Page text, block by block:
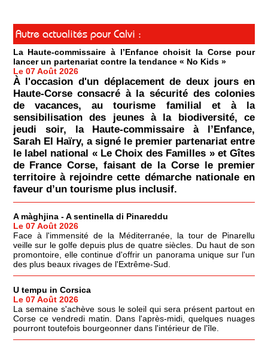
Autre actualités pour Calvi :
La Haute-commissaire à l’Enfance choisit la Corse pour
lancer un partenariat contre la tendance « No Kids »
Le 07 Août 2026
À l'occasion d'un déplacement de deux jours en
Haute-Corse consacré à la sécurité des colonies
de vacances, au tourisme familial et à la
sensibilisation des jeunes à la biodiversité, ce
jeudi soir, la Haute-commissaire à l’Enfance,
Sarah El Haïry, a signé le premier partenariat entre
le label national « Le Choix des Familles » et Gîtes
de France Corse, faisant de la Corse le premier
territoire à rejoindre cette démarche nationale en
faveur d’un tourisme plus inclusif.
A màghjina - A sentinella di Pinareddu
Le 07 Août 2026
Face à l'immensité de la Méditerranée, la tour de Pinarellu
veille sur le golfe depuis plus de quatre siècles. Du haut de son
promontoire, elle continue d'offrir un panorama unique sur l'un
des plus beaux rivages de l'Extrême-Sud.
U tempu in Corsica
Le 07 Août 2026
La semaine s'achève sous le soleil qui sera présent partout en
Corse ce vendredi matin. Dans l'après-midi, quelques nuages
pourront toutefois bourgeonner dans l'intérieur de l'île.